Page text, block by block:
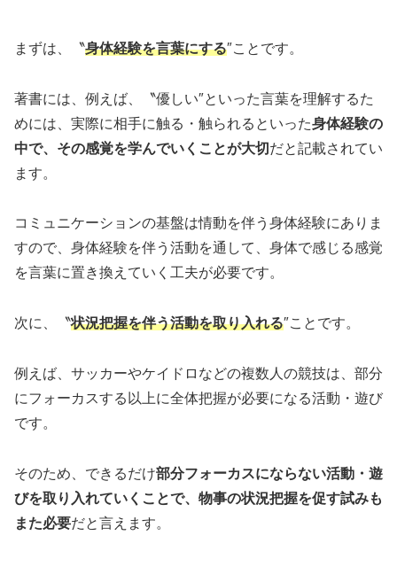
まずは、〝身体経験を言葉にする″ことです。
著書には、例えば、〝優しい″といった言葉を理解するた
めには、実際に相手に触る・触られるといった身体経験の
中で、その感覚を学んでいくことが大切 だと記載されてい
ます。
コミュニケーションの基盤は情動を伴う身体経験にありま
すので、身体経験を伴う活動を通して、身体で感じる感覚
を言葉に置き換えていく工夫が必要です。
次に、〝状況把握を伴う活動を取り入れる″ことです。
例えば、サッカーやケイドロなどの複数人の競技は、部分
にフォーカスする以上に全体把握が必要になる活動・遊び
です。
そのため、できるだけ部分フォーカスにならない活動・遊
びを取り入れていくことで、物事の状況把握を促す試みも
また必要だと言えます。